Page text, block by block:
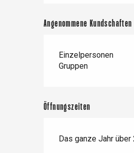
Angenommene Kundschaften
Einzelpersonen
Gruppen
Öffnungszeiten
Das ganze Jahr über